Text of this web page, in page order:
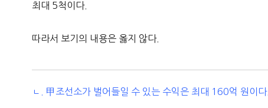
최대 5척이다.
따라서 보기의 내용은 옳지 않다.
ㄴ. 甲조선소가 벌어들일 수 있는 수익은 최대 160억 원이다.